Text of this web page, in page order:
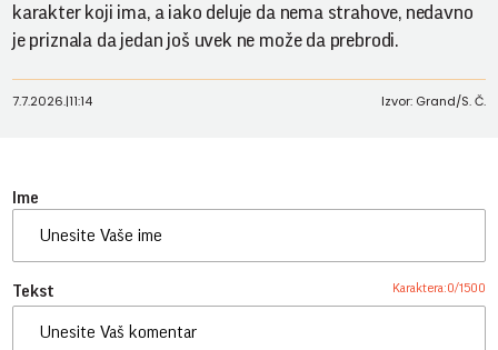
karakter koji ima, a iako deluje da nema strahove, nedavno
je priznala da jedan još uvek ne može da prebrodi.
7.7.2026.|11:14 Izvor: Grand/S. Č.
Ime
Tekst Karaktera:0/1500